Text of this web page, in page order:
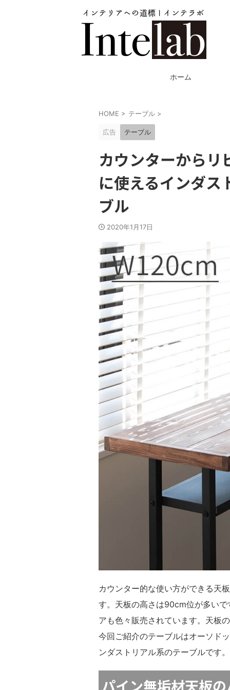
ホーム
HOME > テーブル >
広告 テーブル
カウンターからリ
に使えるインダス
ブル
2020年1月17日
カウンター的な使い方ができる天
す。天板の高さは90cm位が多い
アも色々販売されています。天板
今回ご紹介のテーブルはオーソド
ンダストリアル系のテーブルです
パイン無垢材天板